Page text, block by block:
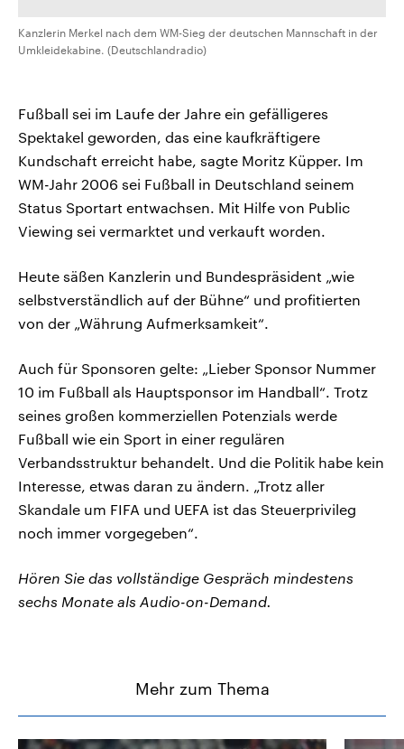
Kanzlerin Merkel nach dem WM-Sieg der deutschen Mannschaft in der
Umkleidekabine. (Deutschlandradio)
Fußball sei im Laufe der Jahre ein gefälligeres
Spektakel geworden, das eine kaufkräftigere
Kundschaft erreicht habe, sagte Moritz Küpper. Im
WM-Jahr 2006 sei Fußball in Deutschland seinem
Status Sportart entwachsen. Mit Hilfe von Public
Viewing sei vermarktet und verkauft worden.
Heute säßen Kanzlerin und Bundespräsident „wie
selbstverständlich auf der Bühne“ und profitierten
von der „Währung Aufmerksamkeit“.
Auch für Sponsoren gelte: „Lieber Sponsor Nummer
10 im Fußball als Hauptsponsor im Handball“. Trotz
seines großen kommerziellen Potenzials werde
Fußball wie ein Sport in einer regulären
Verbandsstruktur behandelt. Und die Politik habe kein
Interesse, etwas daran zu ändern. „Trotz aller
Skandale um FIFA und UEFA ist das Steuerprivileg
noch immer vorgegeben“.
Hören Sie das vollständige Gespräch mindestens
sechs Monate als Audio-on-Demand.
Mehr zum Thema